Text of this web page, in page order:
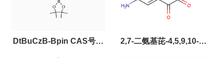
DtBuCzB-Bpin CAS号： 2,7-二氨基芘-4,5,9,10-四